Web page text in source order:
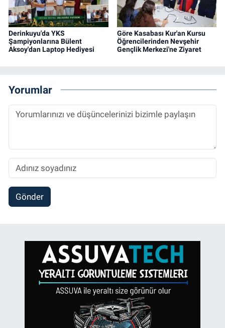
Derinkuyu'da YKS
Şampiyonlarına Bülent
Aksoy'dan Laptop Hediyesi
Göre Kasabası Kur'an Kursu
Öğrencilerinden Nevşehir
Gençlik Merkezi'ne Ziyaret
Yorumlar
Gönder